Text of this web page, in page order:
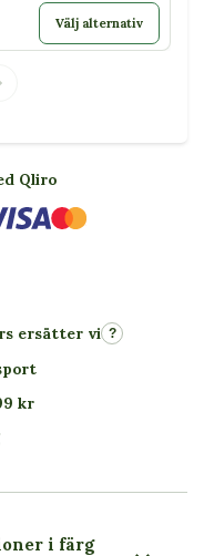
Välj alternativ
Qliro
ersätter vi ?
kr
i färg